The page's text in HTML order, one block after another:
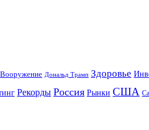
Вооружение Дональд Трамп Здоровье
Рекорды Россия Рынки США